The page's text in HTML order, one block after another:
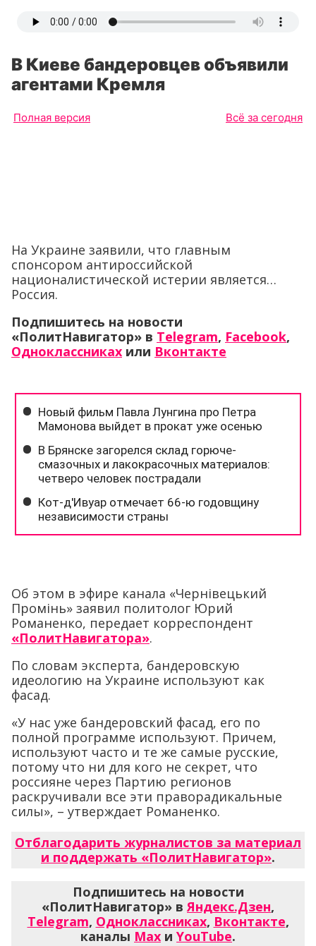
В Киеве бандеровцев объявили
агентами Кремля
Полная версия Всё за сегодня
На Украине заявили, что главным
спонсором антироссийской
националистической истерии является…
Россия.
Подпишитесь на новости
«ПолитНавигатор» в Telegram, Facebook,
Одноклассниках или Вконтакте
Об этом в эфире канала «Чернiвецький
Промiнь» заявил политолог Юрий
Романенко, передает корреспондент
«ПолитНавигатора».
По словам эксперта, бандеровскую
идеологию на Украине используют как
фасад.
«У нас уже бандеровский фасад, его по
полной программе используют. Причем,
используют часто и те же самые русские,
потому что ни для кого не секрет, что
россияне через Партию регионов
раскручивали все эти праворадикальные
силы», – утверждает Романенко.
Отблагодарить журналистов за материал
и поддержать «ПолитНавигатор».
Подпишитесь на новости
«ПолитНавигатор» вЯндекс.Дзен,
Telegram, Одноклассниках, Вконтакте,
каналы Max и YouTube.